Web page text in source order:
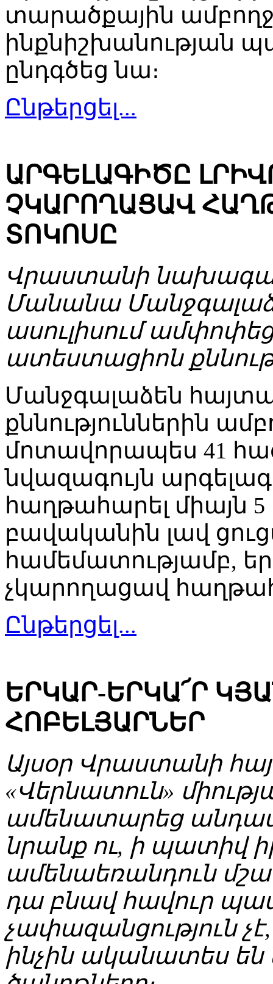
տարածքային
ինքնիշխանության
ընդգծեց նա։
Ընթերցել...
ԱՐԳԵԼԱԳԻԾԸ
ՉԿԱՐՈՂԱՑԱՎ
ՏՈԿՈՍԸ
Վրաստանի
Մանանա
ասուլիսում
ատեստացիոն
Մանջգալաձեն
քննություններին
մոտավորապես 41
նվազագույն
հաղթահարել միայն 5
բավականին լավ
համեմատությամբ,
չկարողացավ
Ընթերցել...
ԵՐԿԱՐ-ԵՐԿԱ՜Ր
ՀՈԲԵԼՅԱՐՆԵՐ
Այսօր Վրաստանի
«Վերնատուն»
ամենատարեց
նրանք ու, ի պատիվ
ամենաեռանդուն
դա բնավ հավուր
չափազանցություն չէ,
ինչին ականատես են